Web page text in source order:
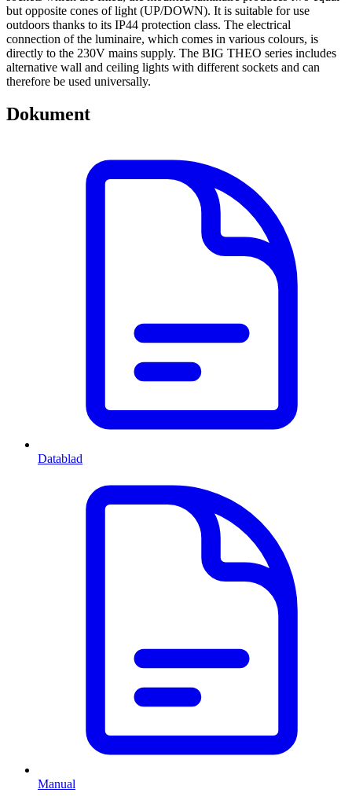
but opposite cones of light (UP/DOWN). It is suitable for use
outdoors thanks to its IP44 protection class. The electrical
connection of the luminaire, which comes in various colours, is
directly to the 230V mains supply. The BIG THEO series includes
alternative wall and ceiling lights with different sockets and can
therefore be used universally.
Dokument
Datablad
Manual